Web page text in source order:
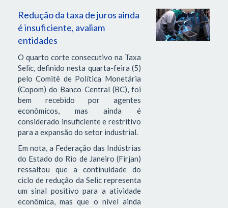
Redução da taxa de juros ainda
é insuficiente, avaliam
entidades
O quarto corte consecutivo na Taxa
Selic, definido nesta quarta-feira (5)
pelo Comitê de Política Monetária
(Copom) do Banco Central (BC), foi
bem recebido por agentes
econômicos, mas ainda é
considerado insuficiente e restritivo
para a expansão do setor industrial.
Em nota, a Federação das Indústrias
do Estado do Rio de Janeiro (Firjan)
ressaltou que a continuidade do
ciclo de redução da Selic representa
um sinal positivo para a atividade
econômica, mas que o nível ainda